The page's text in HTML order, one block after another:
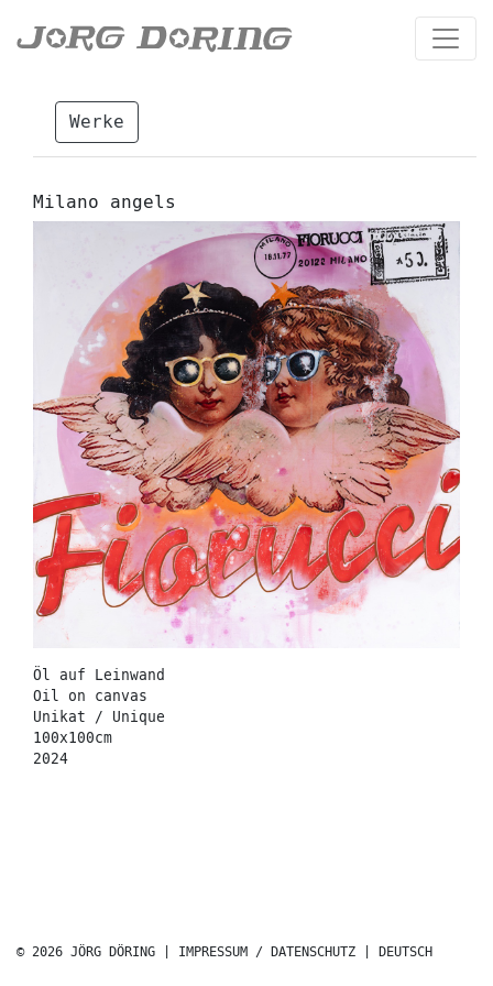
Werke
Milano angels
Öl auf Leinwand
Oil on canvas
Unikat / Unique
100x100cm
2024
© 2026 JÖRG DÖRING | IMPRESSUM / DATENSCHUTZ DEUTSCH